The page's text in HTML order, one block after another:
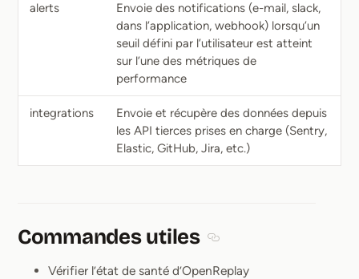
alerts
Envoie des notifications (e-mail, slack,
dans l’application, webhook) lorsqu’un
seuil défini par l’utilisateur est atteint
sur l’une des métriques de
performance
integrations
Envoie et récupère des données depuis
les API tierces prises en charge (Sentry,
Elastic, GitHub, Jira, etc.)
Commandes utiles
Vérifier l’état de santé d’OpenReplay